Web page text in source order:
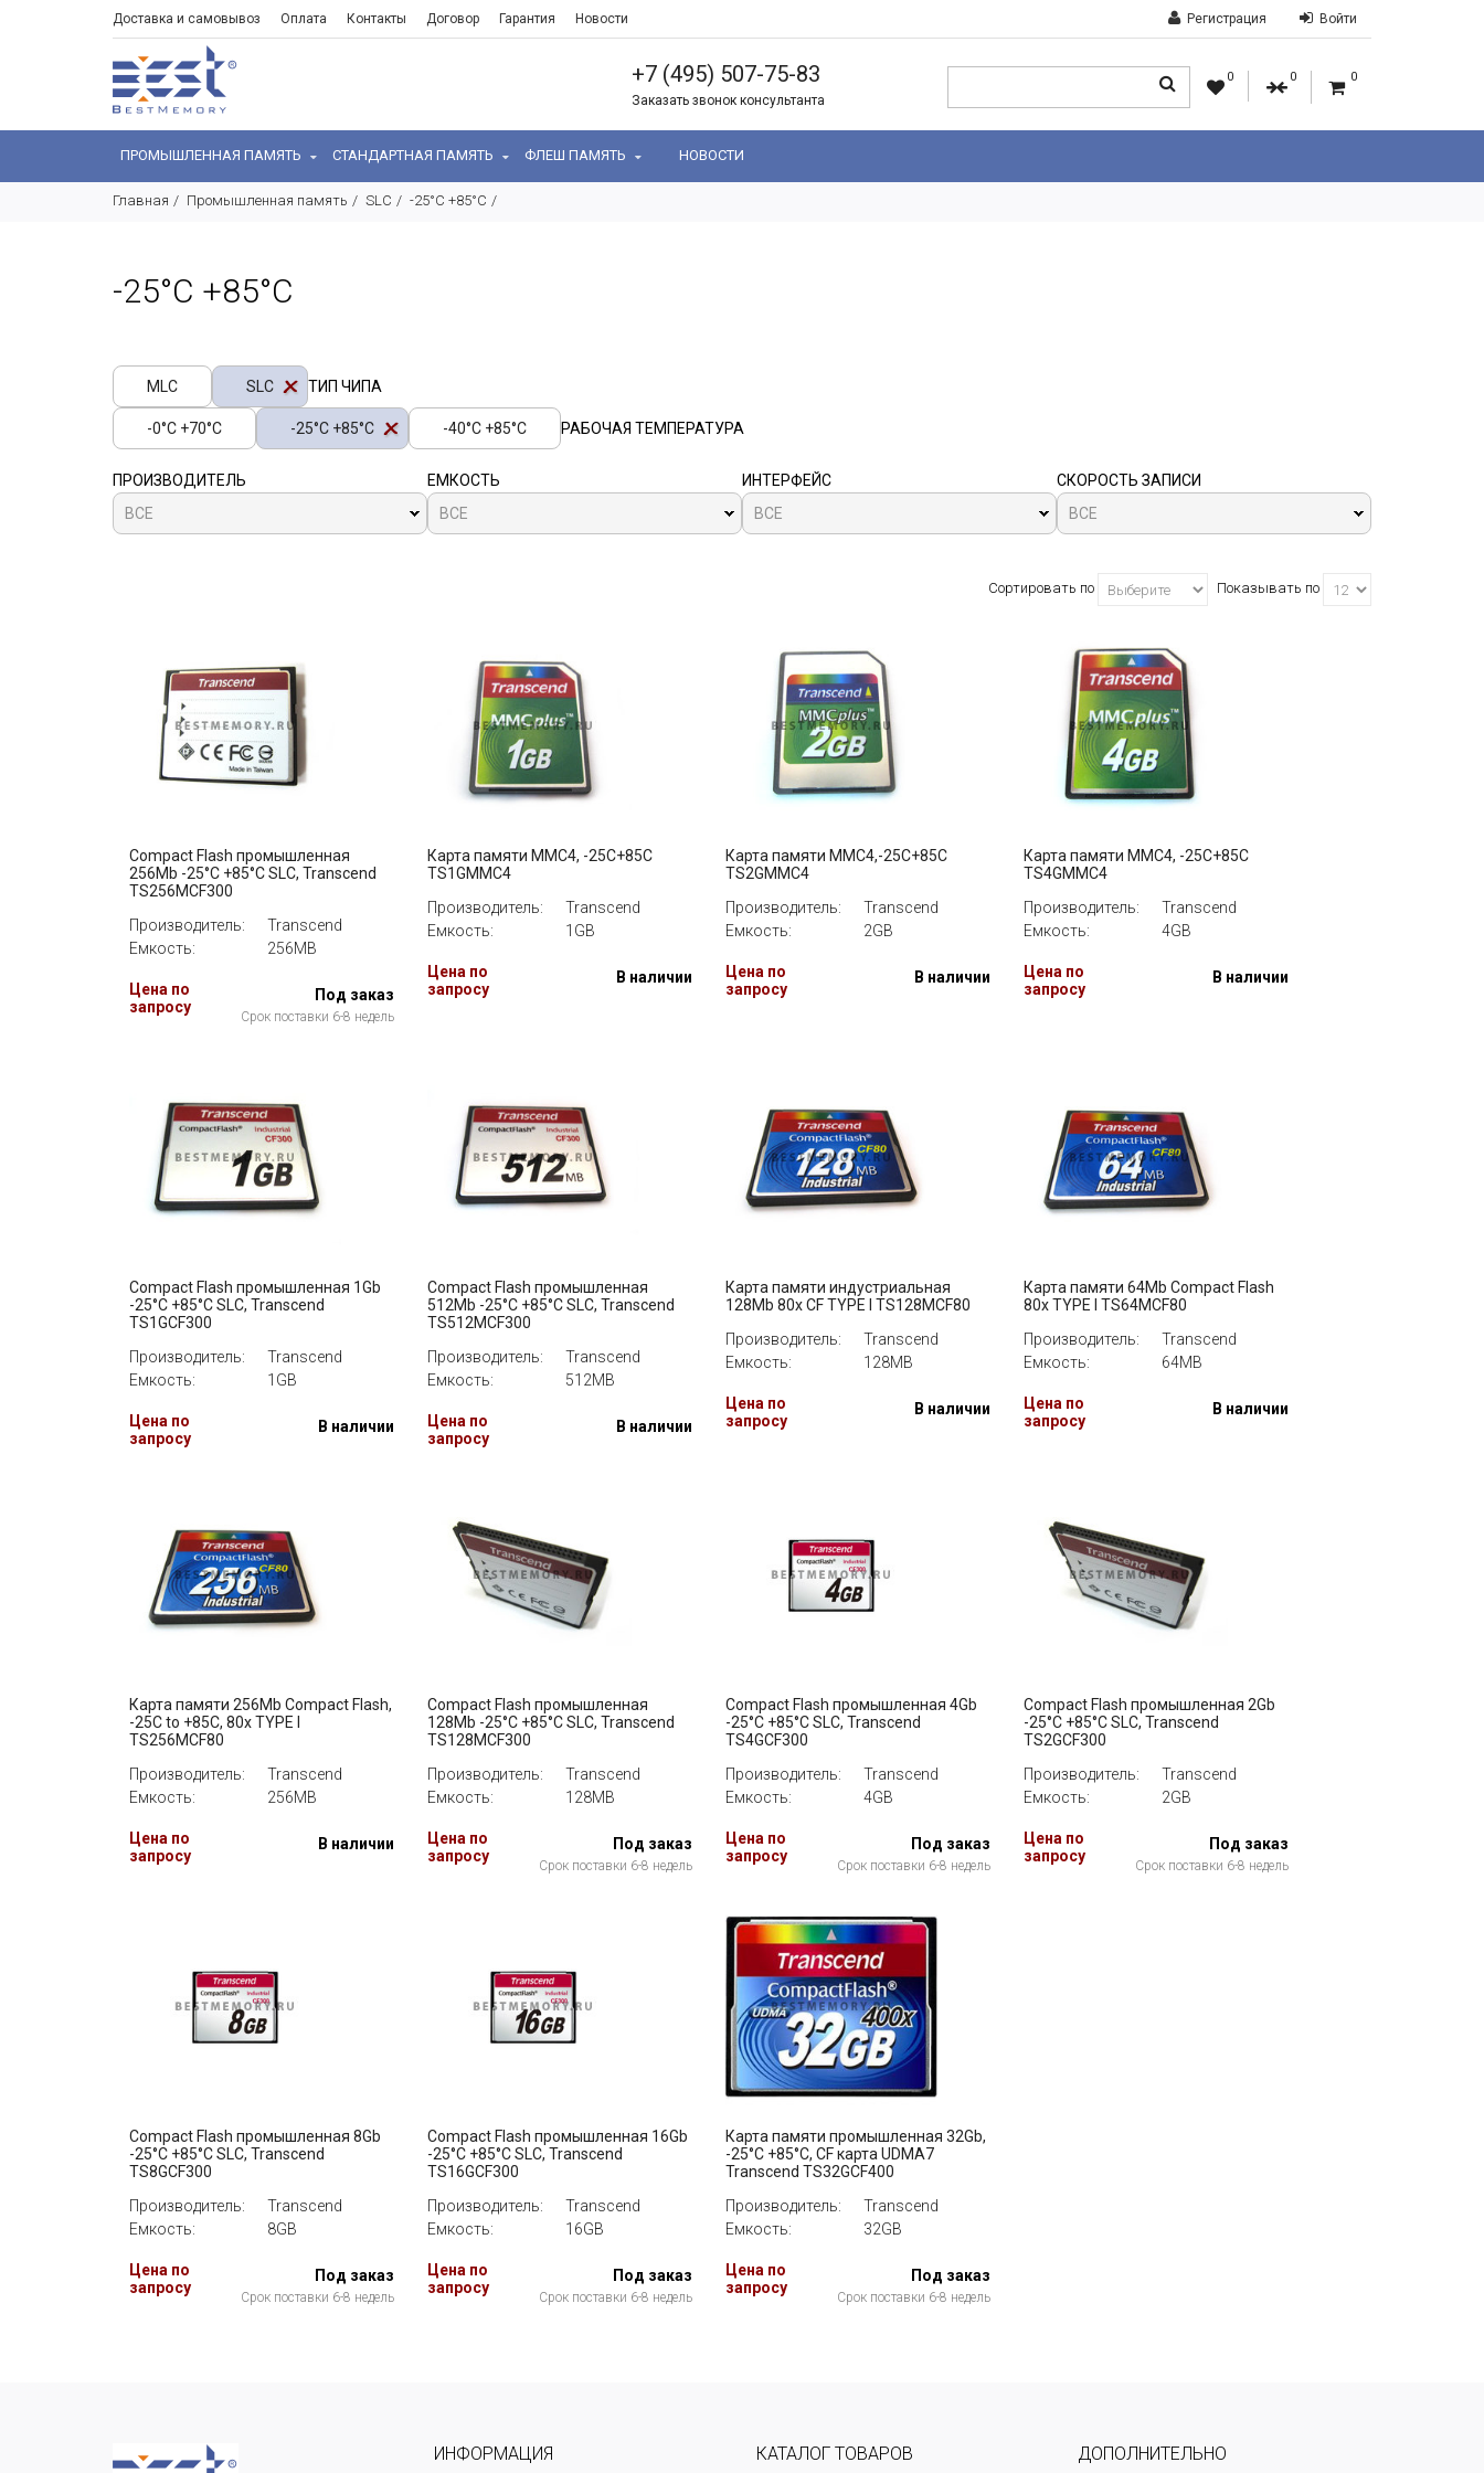
Доставка и самовывоз Оплата Контакты Договор Гарантия Новости Регистрация Войти
+7 (495) 507-75-83
Заказать звонок консультанта
0 0 0
ПРОМЫШЛЕННАЯ ПАМЯТЬ СТАНДАРТНАЯ ПАМЯТЬ ФЛЕШ ПАМЯТЬ НОВОСТИ
Главная Промышленная память SLC -25°C +85°C
-25°C +85°C
MLC SLC ТИП ЧИПА
-0°C +70°C -25°C +85°C -40°C +85°C РАБОЧАЯ ТЕМПЕРАТУРА
ПРОИЗВОДИТЕЛЬ
ВСЕ
ЕМКОСТЬ
ВСЕ
ИНТЕРФЕЙС
ВСЕ
СКОРОСТЬ ЗАПИСИ
ВСЕ
Сортировать по Показывать по
Compact Flash промышленная
256Mb -25°C +85°C SLC, Transcend
TS256MCF300
Производитель:
Transcend
Емкость:
256MB
Цена по
запросу
Под заказ
Срок поставки 6-8 недель
Карта памяти MMC4, -25C+85C
TS1GMMC4
Производитель:
Transcend
Емкость:
1GB
Цена по
запросу
В наличии
Карта памяти MMC4,-25C+85C
TS2GMMC4
Производитель:
Transcend
Емкость:
2GB
Цена по
запросу
В наличии
Карта памяти MMC4, -25C+85C
TS4GMMC4
Производитель:
Transcend
Емкость:
4GB
Цена по
запросу
В наличии
Compact Flash промышленная 1Gb
-25°C +85°C SLC, Transcend
TS1GCF300
Производитель:
Transcend
Емкость:
1GB
Цена по
запросу
В наличии
Compact Flash промышленная
512Mb -25°C +85°C SLC, Transcend
TS512MCF300
Производитель:
Transcend
Емкость:
512MB
Цена по
запросу
В наличии
Карта памяти индустриальная
128Mb 80x CF TYPE I TS128MCF80
Производитель:
Transcend
Емкость:
128MB
Цена по
запросу
В наличии
Карта памяти 64Mb Compact Flash
80x TYPE I TS64MCF80
Производитель:
Transcend
Емкость:
64MB
Цена по
запросу
В наличии
Карта памяти 256Mb Compact Flash,
-25C to +85C, 80x TYPE I
TS256MCF80
Производитель:
Transcend
Емкость:
256MB
Цена по
запросу
В наличии
Compact Flash промышленная
128Mb -25°C +85°C SLC, Transcend
TS128MCF300
Производитель:
Transcend
Емкость:
128MB
Цена по
запросу
Под заказ
Срок поставки 6-8 недель
Compact Flash промышленная 4Gb
-25°C +85°C SLC, Transcend
TS4GCF300
Производитель:
Transcend
Емкость:
4GB
Цена по
запросу
Под заказ
Срок поставки 6-8 недель
Compact Flash промышленная 2Gb
-25°C +85°C SLC, Transcend
TS2GCF300
Производитель:
Transcend
Емкость:
2GB
Цена по
запросу
Под заказ
Срок поставки 6-8 недель
Compact Flash промышленная 8Gb
-25°C +85°C SLC, Transcend
TS8GCF300
Производитель:
Transcend
Емкость:
8GB
Цена по
запросу
Под заказ
Срок поставки 6-8 недель
Compact Flash промышленная 16Gb
-25°C +85°C SLC, Transcend
TS16GCF300
Производитель:
Transcend
Емкость:
16GB
Цена по
запросу
Под заказ
Срок поставки 6-8 недель
Карта памяти промышленная 32Gb,
-25°C +85°C, CF карта UDMA7
Transcend TS32GCF400
Производитель:
Transcend
Емкость:
32GB
Цена по
запросу
Под заказ
Срок поставки 6-8 недель
ИНФОРМАЦИЯ КАТАЛОГ ТОВАРОВ ДОПОЛНИТЕЛЬНО